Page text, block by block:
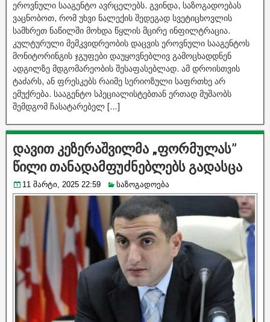
ეროვნული სააგენტო ავრცელებს. გვინდა, საზოგადოებას
ვაცნობოთ, რომ უხვი ნალექის შედეგად სვეტიცხოვლის
სამხრეთ ნაწილში მოხდა წყლის მცირე ინფილტრაცია.
კულტურული მემკვიდრეობის დაცვის ეროვნული სააგენტოს
მონიტორინგის ჯგუფები დაუყოვნებლივ გამოცხადდნენ
ადგილზე მდგომარეობის შესაფასებლად. ამ დროისთვის
ტაძარს, ან ფრესკებს რაიმე სერიოზული საფრთხე არ
ემუქრება. სააგენტო სპეციალისტებთან ერთად მუშაობს
შემდგომ ჩასატარებელ […]
დავით კეზერაშვილმა „ფორმულას”
წილი თანადამფუძნებლებს გადასცა
11 მარტი, 2025 22:59 საზოგადოება